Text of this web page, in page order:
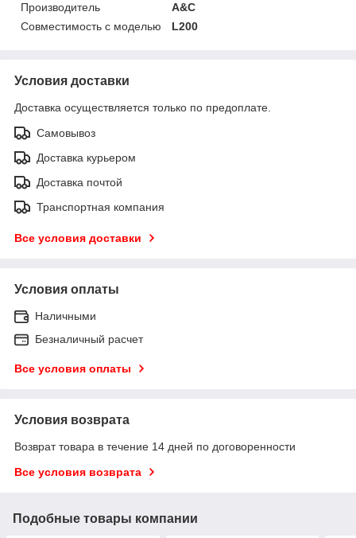
Производитель
A&C
Совместимость с моделью
L200
Условия доставки
Доставка осуществляется только по предоплате.
Самовывоз
Доставка курьером
Доставка почтой
Транспортная компания
Все условия доставки
Условия оплаты
Наличными
Безналичный расчет
Все условия оплаты
Условия возврата
Возврат товара в течение 14 дней по договоренности
Все условия возврата
Подобные товары компании